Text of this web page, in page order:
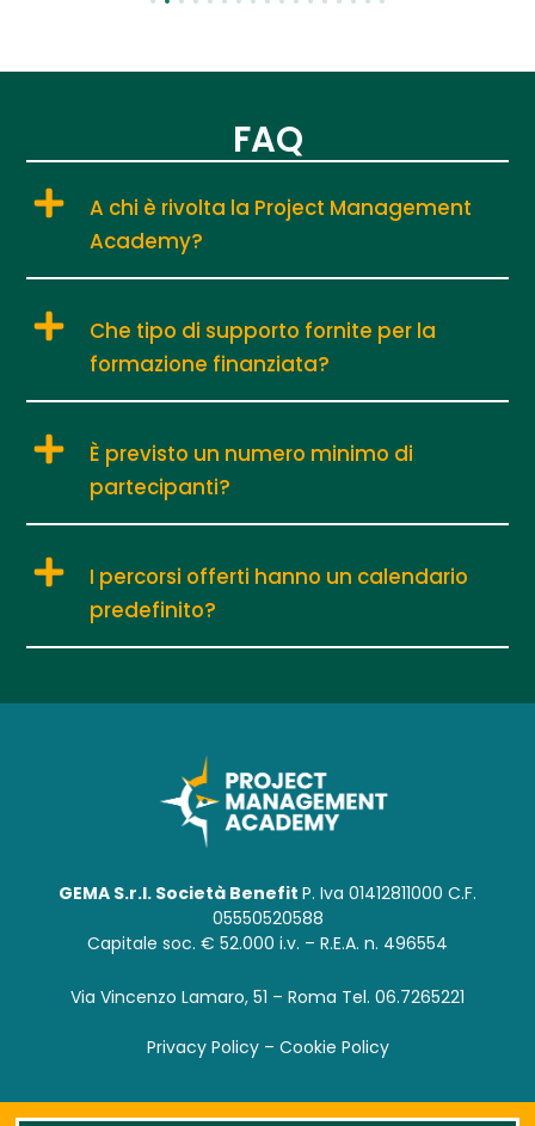
FAQ
A chi è rivolta la Project Management
Academy?
Che tipo di supporto fornite per la
formazione finanziata?
È previsto un numero minimo di
partecipanti?
I percorsi offerti hanno un calendario
predefinito?
GEMA S.r.l. Società Benefit P. Iva 01412811000 C.F.
05550520588
Capitale soc. € 52.000 i.v. – R.E.A. n. 496554
Via Vincenzo Lamaro, 51 – Roma Tel. 06.7265221
Privacy Policy – Cookie Policy